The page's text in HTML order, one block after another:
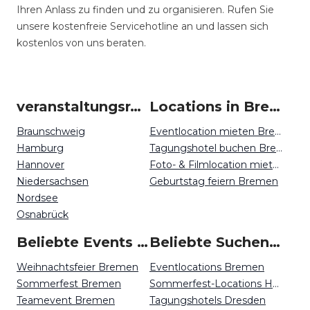
Ihren Anlass zu finden und zu organisieren. Rufen Sie
unsere kostenfreie Servicehotline an und lassen sich
kostenlos von uns beraten.
veranstaltungsraum-firmenevents um Bremen
Braunschweig
Hamburg
Hannover
Niedersachsen
Nordsee
Osnabrück
Locations in Bremen mieten
Eventlocation mieten Bremen
Tagungshotel buchen Bremen
Foto- & Filmlocation mieten Bremen
Geburtstag feiern Bremen
Beliebte Events in Bremen
Weihnachtsfeier Bremen
Sommerfest Bremen
Teamevent Bremen
Beliebte Suchen auf Event Inc
Eventlocations Bremen
Sommerfest-Locations Hannover
Tagungshotels Dresden